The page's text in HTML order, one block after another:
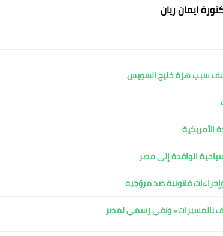
ايمان ريان
سبب هزة خليج السويس
الأمريكية
الوافدة إلى مصر
قانونية ضد مروّجيه
بالمسيرات» ونفي رسمي لمصر